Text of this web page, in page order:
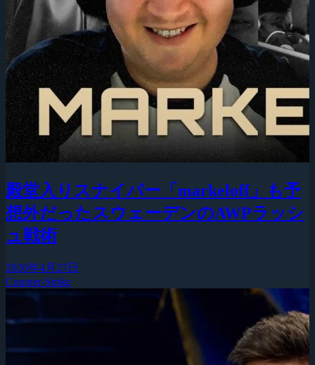
殿堂入りスナイパー「markeloff」も予
想外だったスウェーデンのAWPラッシ
ュ戦術
2026年4月27日
Counter-Strike